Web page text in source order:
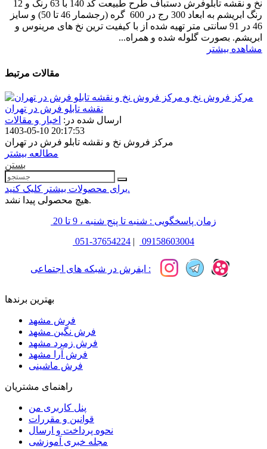
نخ و نقشه تابلوفرش دستباف طرح طبیعت کد 140 با 63 رنگ و 12
رنگ ابریشم به ابعاد 300 رج در 600 گره (رجشمار 46 تا 50) و سایز
46 در 91 سانتی متر تهیه شده از با کیفیت ترین نخ های مرینوس و
ابریشم. بصورت گلوله شده و همراه...
مشاهده بیشتر
مقالات مرتبط
مرکز فروش نخ و
نقشه تابلو فرش در تهران
ارسال شده در: اخبار و مقالات
1403-05-10 20:17:53
مرکز فروش نخ و نقشه تابلو فرش در تهران
مطالعه بیشتر
بستن
برای محصولات بیشتر کلیک کنید.
هیچ محصولی پیدا نشد.
زمان پاسخگویی : شنبه تا پنج شنبه ، 9 تا 20
051-37654224 | 09158603004
ایفرش در شبکه های اجتماعی :
بهترین برندها
فرش مشهد
فرش نگین مشهد
فرش زمرد مشهد
فرش آرا مشهد
فرش ماشینی
راهنمای مشتریان
پنل کاربری من
قوانین و مقررات
نحوه پرداخت و ارسال
مجله خبری آموزشی